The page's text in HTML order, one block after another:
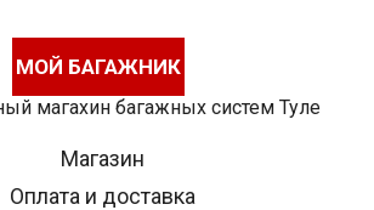
МОЙ БАГАЖНИК
Магазин
Оплата и доставка